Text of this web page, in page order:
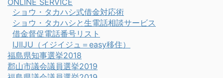
ショウ・タカハシ式借金対応術
ショウ・タカハシと生電話相談サービス
借金督促電話番号リスト
IJIIJU（イジイジュ＝easy移住）
福島県知事選挙2018
郡山市議会議員選挙2019